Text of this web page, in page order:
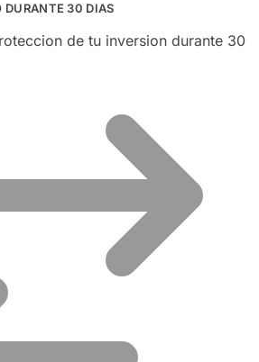
DURANTE 30 DIAS
de tu inversion durante 30